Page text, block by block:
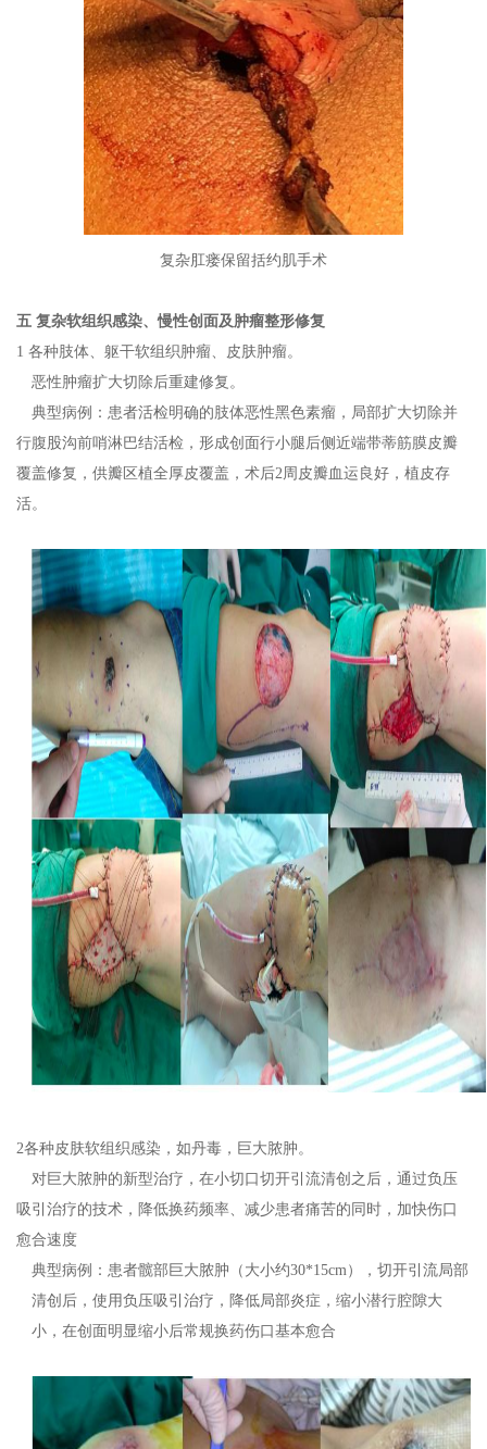
复杂肛瘘保留括约肌手术
五 复杂软组织感染、慢性创面及肿瘤整形修复
1 各种肢体、躯干软组织肿瘤、皮肤肿瘤。
恶性肿瘤扩大切除后重建修复 。
典型病例：患者活检明确的肢体恶性黑色素瘤，局部扩大切除并
行腹股沟前哨淋巴结活检，形成创面行小腿后侧近端带蒂筋膜皮瓣
覆盖修复，供瓣区植全厚皮覆盖，术后2 周皮瓣血运良好，植皮存
活。
2各种皮肤软组织感染，如丹毒， 巨大脓肿 。
对巨大脓肿的新型治疗，在小切口切开引流清创之后，通过负压
吸引治疗的技术，降低换药频率、减少患者痛苦的同时，加快伤口
愈合速度
典型病例：患者髋部巨大脓肿（大小约30*15cm ），切开引流局部
清创后，使用负压吸引治疗，降低局部炎症，缩小潜行腔隙大
小，在创面明显缩小后常规换药伤口基本愈合